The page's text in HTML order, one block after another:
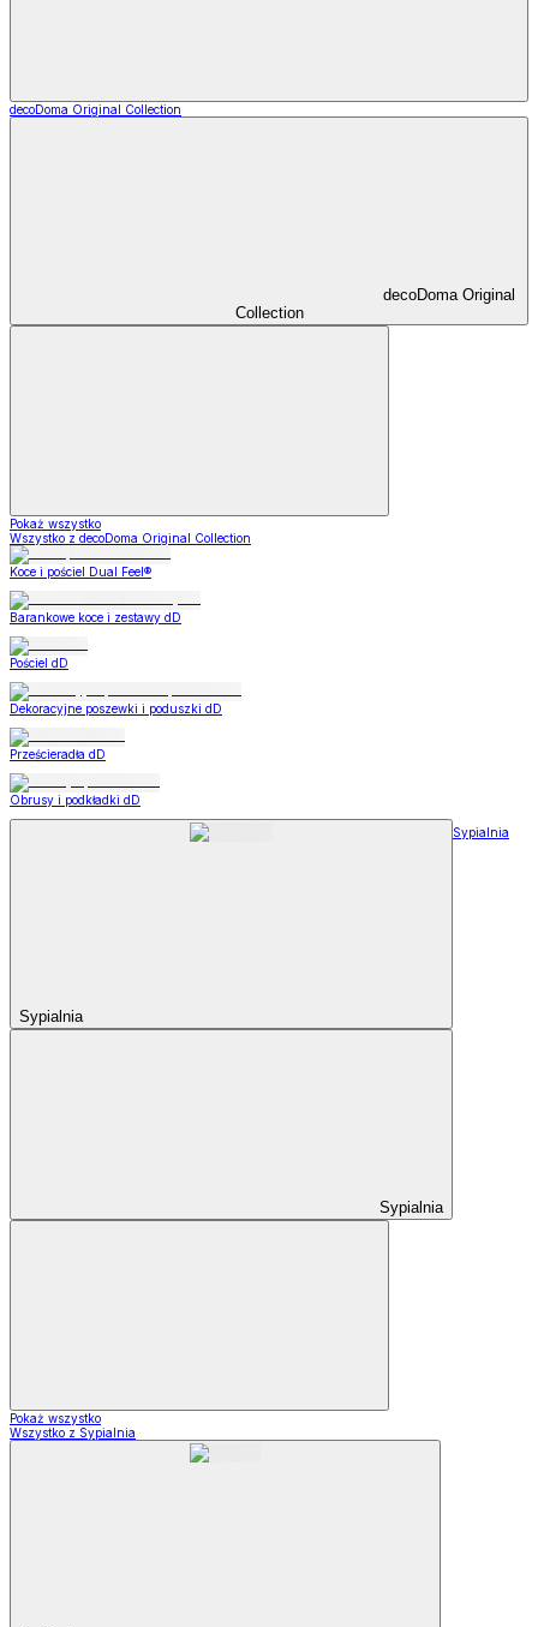
decoDoma Original Collection
decoDoma Original
Collection
Pokaż wszystko
Wszystko z decoDoma Original Collection
Koce i pościel Dual Feel®
Barankowe koce i zestawy dD
Pościel dD
Dekoracyjne poszewki i poduszki dD
Prześcieradła dD
Obrusy i podkładki dD
Sypialnia
Sypialnia
Sypialnia
Pokaż wszystko
Wszystko z Sypialnia